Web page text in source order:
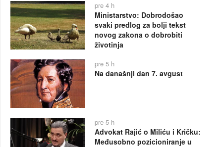
pre 4 h
Ministarstvo: Dobrodošao
svaki predlog za bolji tekst
novog zakona o dobrobiti
životinja
pre 5 h
Na današnji dan 7. avgust
pre 5 h
Advokat Rajić o Miliću i Kričku:
Međusobno pozicioniranje u